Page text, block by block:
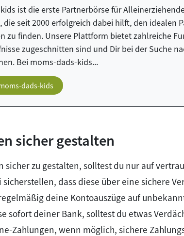
ist die erste Partnerbörse für
die seit 2000 erfolgreich dabei hilft, den idealen
zu finden. Unsere Plattform bietet zahlreiche
zugeschnitten sind und Dir bei der Suche
Bei moms-dads-kids...
dads-kids
sicher gestalten
sicher zu gestalten, solltest du nur auf
dass diese über eine sichere
deine Kontoauszüge auf
sofort deiner Bank, solltest du etwas
Zahlungen, wenn möglich, sichere